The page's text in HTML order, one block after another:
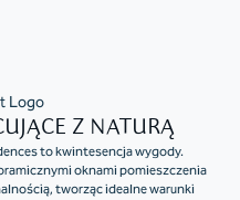
Z NATURĄ
to kwintesencja wygody.
oknami pomieszczenia
tworząc idealne warunki